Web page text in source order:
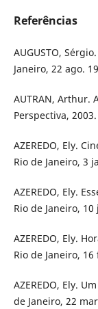
Referências
AUGUSTO,
Janeiro, 22 ago.
AUTRAN, Arthur.
Perspectiva, 2003.
AZEREDO, Ely.
Rio de Janeiro, 3
AZEREDO, Ely.
Rio de Janeiro, 10
AZEREDO, Ely.
Rio de Janeiro, 16
AZEREDO, Ely.
de Janeiro, 22